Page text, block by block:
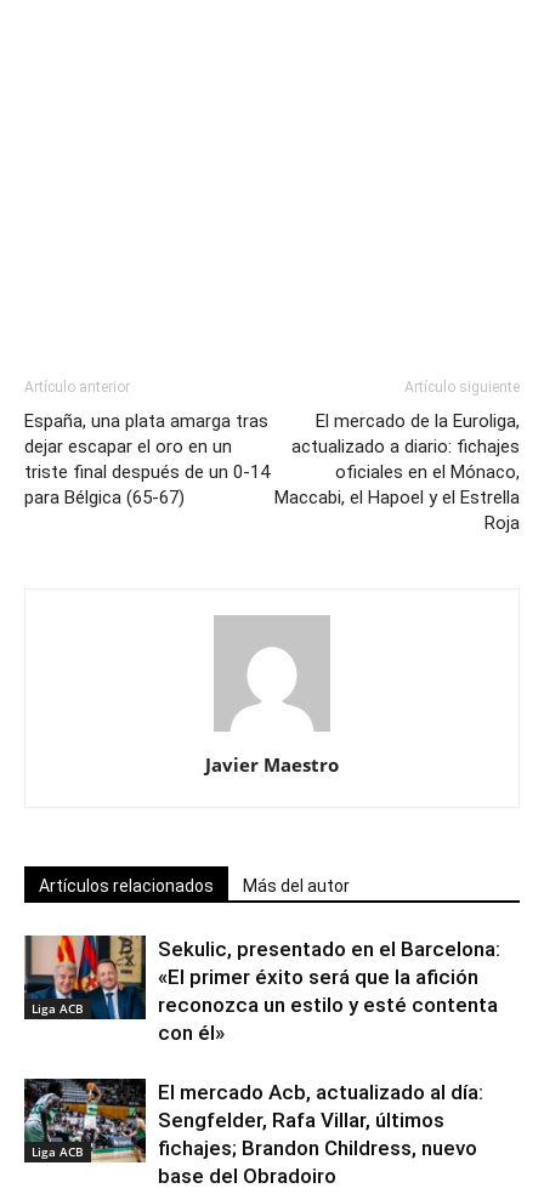
Artículo anterior
España, una plata amarga tras
dejar escapar el oro en un
triste final después de un 0-14
para Bélgica (65-67)
Artículo siguiente
El mercado de la Euroliga,
actualizado a diario: fichajes
oficiales en el Mónaco,
Maccabi, el Hapoel y el Estrella
Roja
Javier Maestro
Artículos relacionados Más del autor
Liga ACB
Sekulic, presentado en el Barcelona:
«El primer éxito será que la afición
reconozca un estilo y esté contenta
con él»
Liga ACB
El mercado Acb, actualizado al día:
Sengfelder, Rafa Villar, últimos
fichajes; Brandon Childress, nuevo
base del Obradoiro